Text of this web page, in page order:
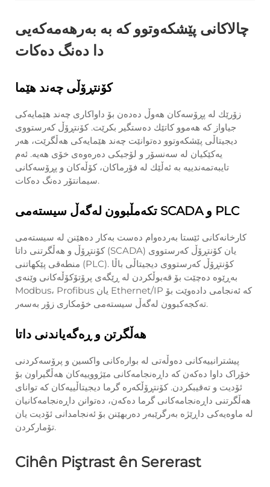
چالاكانی پێشكه‌وتوو كه‌ به‌ به‌رهه‌مه‌كه‌یی
دا ده‌نگ ده‌كات
كۆنتڕۆڵی چەند هێما
زۆرێك له‌ پڕۆسه‌كان هه‌وڵ ده‌ده‌ن بۆ داواكاری چەند هێمایه‌كی
جیاواز كه‌ هه‌موو كاتێك ده‌ستگیر بكرێت. كۆنتڕۆڵ كه‌رستووی
دیجیتاڵی پێشكه‌وتوو ده‌توانێت چەند هێمایه‌كی هه‌ڵگرێت، هه‌ر
یه‌كێكیان له‌ سه‌نسۆر و لۆجیكی ده‌ره‌وه‌ی خۆی هه‌یه‌. ئه‌م
تایبه‌تمه‌ندییه‌ بە ئه‌ڵێك له‌ فۆرماكان، كۆڵه‌كان و پڕۆسه‌كانی
سیمانتۆر ده‌نگ ده‌كات.
تكه‌مڵبوون لەگه‌ڵ سیسته‌می SCADA و PLC
كارخانه‌كانی ئێستا به‌رده‌وام ده‌ست به‌كار ده‌هێنن لە سیسته‌می
كۆنتڕۆڵ و هه‌ڵگرتنی داتا (SCADA) یان كۆنتڕۆڵ كه‌رستووی
منطه‌قی پێكهاتنی (PLC). كۆنتڕۆڵ كه‌رستووی دیجیتاڵی باڵا
به‌ڕێوە ده‌چێت بۆ قه‌بوڵكردن له‌ ڕێگه‌ی پرۆتۆكۆڵه‌كانی وێنه‌ی
Modbus، Profibus یان Ethernet/IP كه‌ ئه‌نجامی داده‌وێت بۆ
ته‌كجه‌كبوون لەگه‌ڵ سیسته‌می خۆمكاری زۆر به‌سه‌ر.
هه‌ڵگرتن و ڕه‌گه‌یاندنی داتا
پیشترانییەکانی دەوڵەتی لە بوارەکانی واکسین و پرۆسەکردنی
خۆراک داوا دەکەن کە داڕەنجامەکانی مێژووییەکان هەڵگیراون بۆ
ئۆدیت و تەقیبکردن. کۆنتڕۆڵکەرە گرما دیجیتاڵییەکان کە توانای
هەڵگرتنی داڕەنجامەکانی گرما دەکەن، دەتوانن داڕەنجامەکانیان
لە ماوەیەکی داڕێژە بەرگرێبەر دەربهێنن بۆ ئەنجامدانی ئۆدیت یان
تۆمارکردن.
Cihên Piştrast ên Sererast